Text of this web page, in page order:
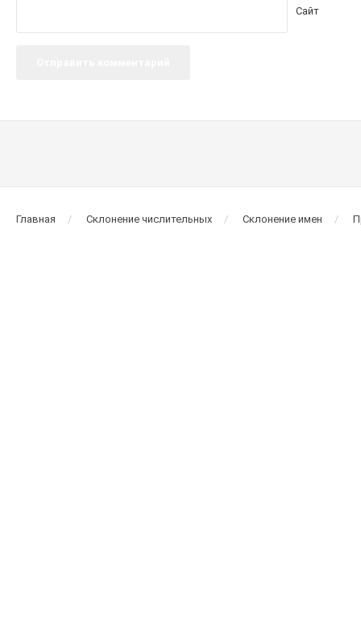
Сайт
Главная Склонение числительных Склонение имен